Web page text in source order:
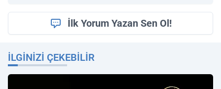
İlk Yorum Yazan Sen Ol!
İLGINIZI ÇEKEBILIR